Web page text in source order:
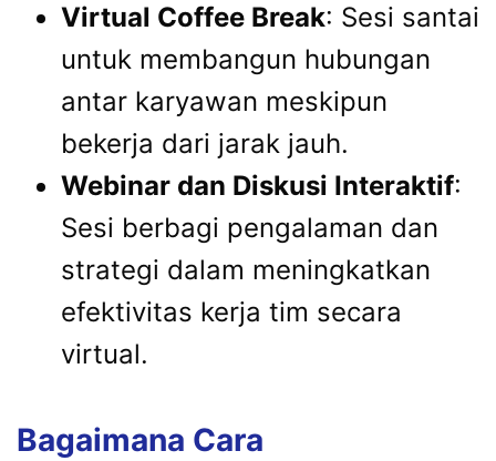
Virtual Coffee Break: Sesi santai
untuk membangun hubungan
antar karyawan meskipun
bekerja dari jarak jauh.
Webinar dan Diskusi Interaktif:
Sesi berbagi pengalaman dan
strategi dalam meningkatkan
efektivitas kerja tim secara
virtual.
Bagaimana Cara